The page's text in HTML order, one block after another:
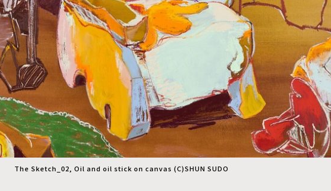
The Sketch_02, Oil and oil stick on canvas (C)︎SHUN SUDO